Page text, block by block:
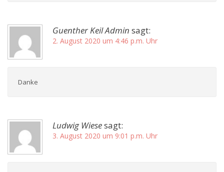
Guenther Keil Admin sagt:
2. August 2020 um 4:46 p.m. Uhr
Danke
Ludwig Wiesesagt:
3. August 2020 um 9:01 p.m. Uhr